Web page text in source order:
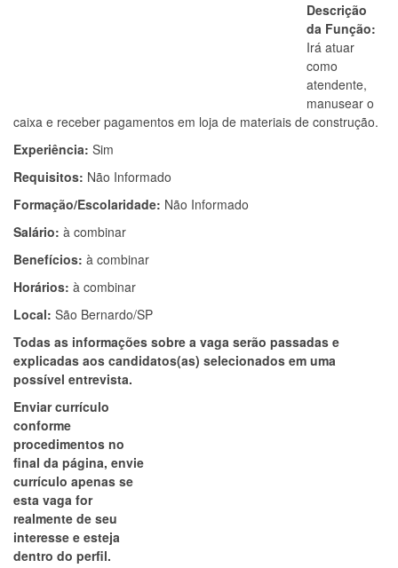
Descrição
da Função:
Irá atuar
como
atendente,
manusear o
caixa e receber pagamentos em loja de materiais de construção.
Experiência: Sim
Requisitos: Não Informado
Formação/Escolaridade: Não Informado
Salário: à combinar
Benefícios: à combinar
Horários: à combinar
Local: São Bernardo/SP
Todas as informações sobre a vaga serão passadas e
explicadas aos candidatos(as) selecionados em uma
possível entrevista.
Enviar currículo
conforme
procedimentos no
final da página, envie
currículo apenas se
esta vaga for
realmente de seu
interesse e esteja
dentro do perfil.